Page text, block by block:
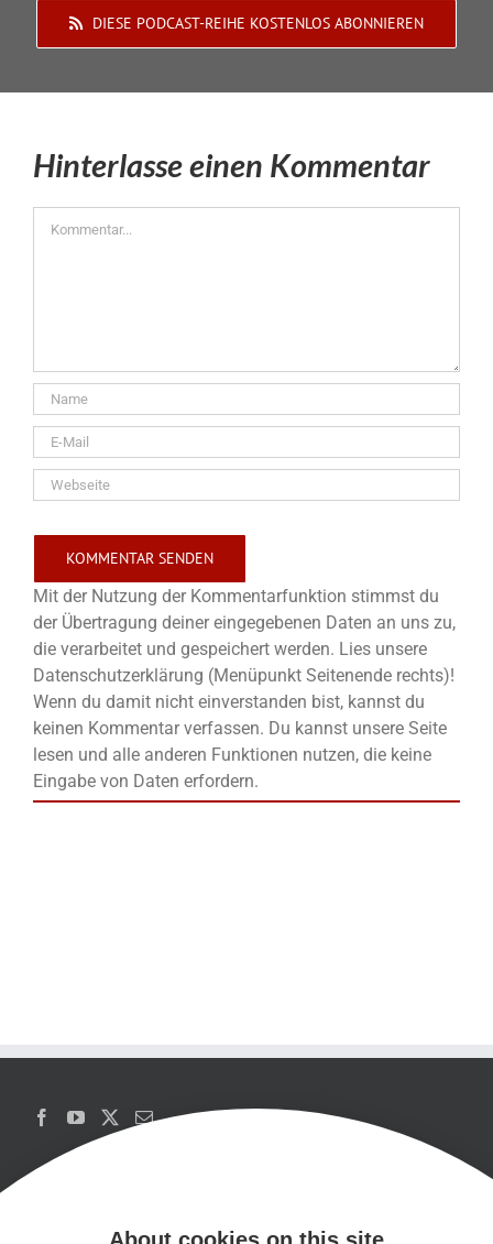
DIESE PODCAST-REIHE KOSTENLOS ABONNIEREN
Hinterlasse einen Kommentar
Mit der Nutzung der Kommentarfunktion stimmst du
der Übertragung deiner eingegebenen Daten an uns zu,
die verarbeitet und gespeichert werden. Lies unsere
Datenschutzerklärung (Menüpunkt Seitenende rechts)!
Wenn du damit nicht einverstanden bist, kannst du
keinen Kommentar verfassen. Du kannst unsere Seite
lesen und alle anderen Funktionen nutzen, die keine
Eingabe von Daten erfordern.